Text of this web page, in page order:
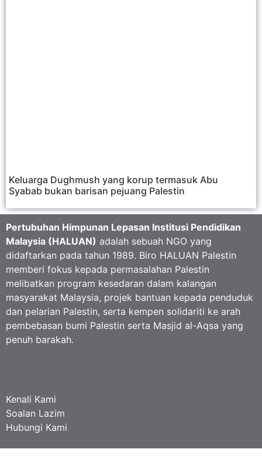
Keluarga Dughmush yang korup termasuk Abu
Syabab bukan barisan pejuang Palestin
Pertubuhan Himpunan Lepasan Institusi Pendidikan
Malaysia (HALUAN) adalah sebuah NGO yang
didaftarkan pada tahun 1989. Biro HALUAN Palestin
memberi fokus kepada permasalahan Palestin
melibatkan program kesedaran dalam kalangan
masyarakat Malaysia, projek bantuan kepada penduduk
dan pelarian Palestin, serta kempen solidariti ke arah
pembebasan bumi Palestin serta Masjid al-Aqsa yang
penuh barakah.
Kenali Kami
Soalan Lazim
Hubungi Kami